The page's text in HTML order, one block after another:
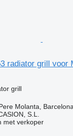
radiator grill voor
grill
Molanta, Barcelona
S.L.
met verkoper